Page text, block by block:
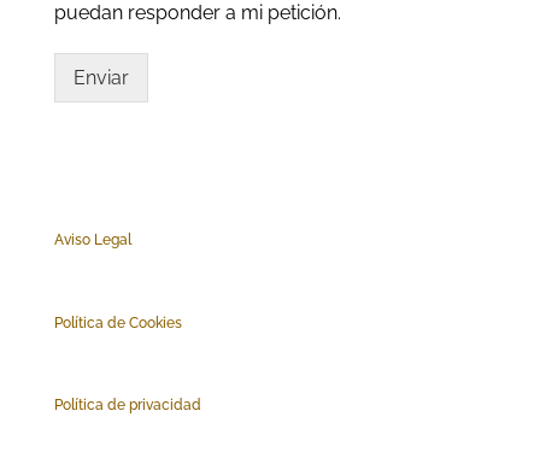
puedan responder a mi petición.
Enviar
Aviso Legal
Política de Cookies
Política de privacidad